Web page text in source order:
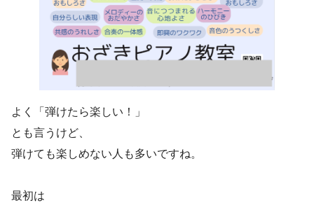
よく「弾けたら楽しい！」
とも言うけど、
弾けても楽しめない人も多いですね。
最初は